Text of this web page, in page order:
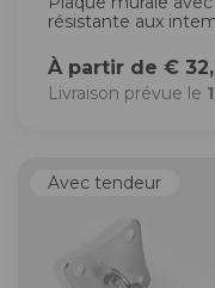
résistante aux
À partir de €
Livraison prévue le
Avec tendeur